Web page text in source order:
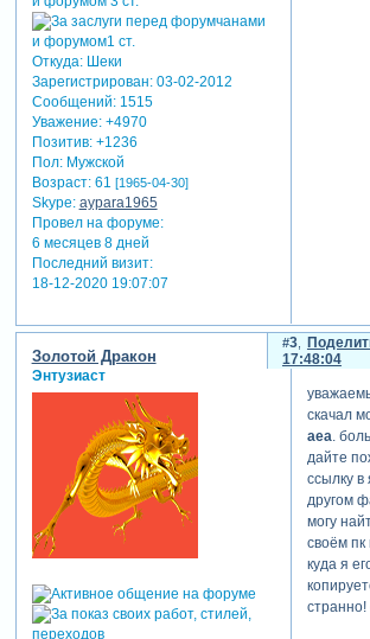
Откуда:Шеки
Зарегистрирован: 03-02-2012
Сообщений:1515
Уважение: +4970
Позитив: +1236
Пол:Мужской
Возраст:61 [1965-04-30]
Skype: aypara1965
Провел на форуме:
6 месяцев 8 дней
Последний визит:
18-12-2020 19:07:07
3
17:48:04
Золотой Дракон
Энтузиаст
скачал
aea.
дайте
ссылку в
другом
могу
своём пк
куда я